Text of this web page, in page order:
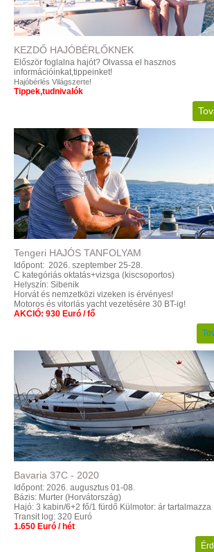
KEZDŐ HAJÓBÉRLŐKNEK
Először foglalna hajót? Olvassa el hasznos
információinkat,tippeinket!
Hajóbérlés Világszerte!
Tippek,tudnivalók
Tengeri HAJÓS TANFOLYAM
Időpont: 2026. szeptember 25-28.
C kategóriás oktatás+vizsga (kiscsoportos)
Helyszín: Sibenik
Horvát és nemzetközi vizeken is érvényes!
Motoros és vitorlás yacht vezetésére 30 BT-ig!
AKCIÓ: 930 Euró / fő
Bavaria 37C - 2020
Időpont: 2026. augusztus 01-08.
Bázis: Murter (Horvátország)
Hajó: 3 kabin/6+2 fő/1 fürdő Külmotor: ár tartalmazza
Transit log: 320 Euró
1.650 Euró / hét